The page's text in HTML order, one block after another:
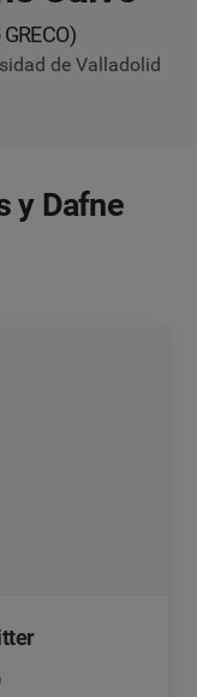
de Valladolid
y Dafne